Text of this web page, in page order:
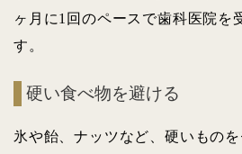
ヶ月に1回のペースで歯科医院を
す。
硬い食べ物を避ける
氷や飴、ナッツなど、硬いもの